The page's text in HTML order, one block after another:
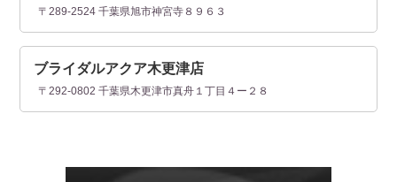
〒289-2524 千葉県旭市神宮寺８９６３
ブライダルアクア木更津店
〒292-0802 千葉県木更津市真舟１丁目４ー２８